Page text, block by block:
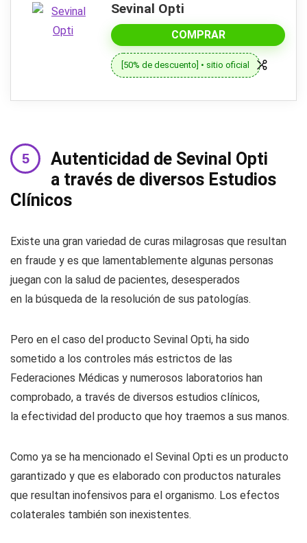
Sevinal Opti
COMPRAR
[50% de descuento] • sitio oficial
Autenticidad de Sevinal Opti
a través de diversos Estudios
Clínicos
Existe una gran variedad de curas milagrosas que resultan
en fraude y es que lamentablemente algunas personas
juegan con la salud de pacientes, desesperados
en la búsqueda de la resolución de sus patologías.
Pero en el caso del producto Sevinal Opti, ha sido
sometido a los controles más estrictos de las
Federaciones Médicas y numerosos laboratorios han
comprobado, a través de diversos estudios clínicos,
la efectividad del producto que hoy traemos a sus manos.
Como ya se ha mencionado el Sevinal Opti es un producto
garantizado y que es elaborado con productos naturales
que resultan inofensivos para el organismo. Los efectos
colaterales también son inexistentes.